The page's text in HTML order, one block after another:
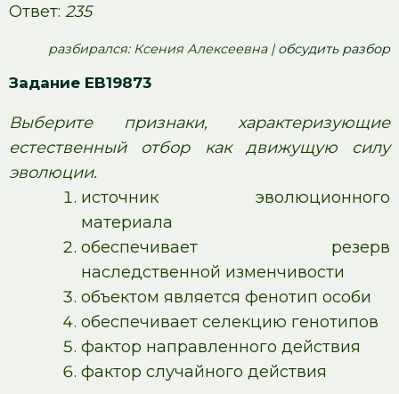
Ответ: 235
pазбирался: Ксения Алексеевна |обсудить разбор
Задание EB19873
Выберите признаки, характеризующие
естественный отбор как движущую силу
эволюции.
источник эволюционного
материала
обеспечивает резерв
наследственной изменчивости
объектом является фенотип особи
обеспечивает селекцию генотипов
фактор направленного действия
фактор случайного действия